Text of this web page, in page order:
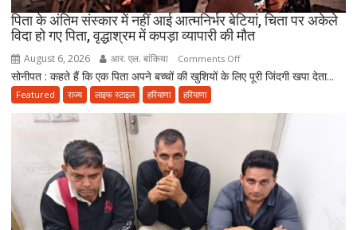
सवाल
पिता के अंतिम संस्कार में नहीं आई आत्मनिर्भर बेटियां, चिता पर अकेले
विदा हो गए पिता, वृद्धाश्रम में कपड़ा व्यापारी की मौत
August 6, 2026 आर. एल. बांकिया Comments Offon
पिता
नहीं
आई
आत्मनिर्भर
बेटियां,
सोनीपत : कहते हैं कि एक पिता अपने बच्चों की खुशियों के लिए पूरी जिंदगी खपा देता...
Featured राज्य लाइफ स्टाइल हरियाणा हरियाणा